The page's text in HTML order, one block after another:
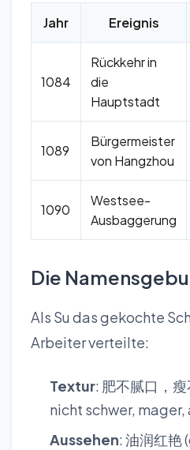
Jahr Ereignis
1084
Rückkehr in
die
Hauptstadt
1089
Bürgermeister
von Hangzhou
1090
Westsee-
Ausbaggerung
Die
Als Su das gekochte
Arbeiter verteilte:
Textur: 肥不腻口，
nicht schwer,
Aussehen: 油润红艳